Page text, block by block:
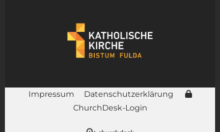
Impressum
Datenschutzerklärung
ChurchDesk-Login